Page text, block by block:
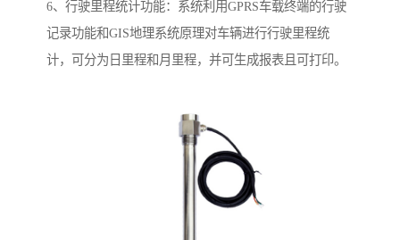
6、行驶里程统计功能：系统利用GPRS车载终端的行驶
记录功能和GIS地理系统原理对车辆进行行驶里程统
计，可分为日里程和月里程，并可生成报表且可打印。